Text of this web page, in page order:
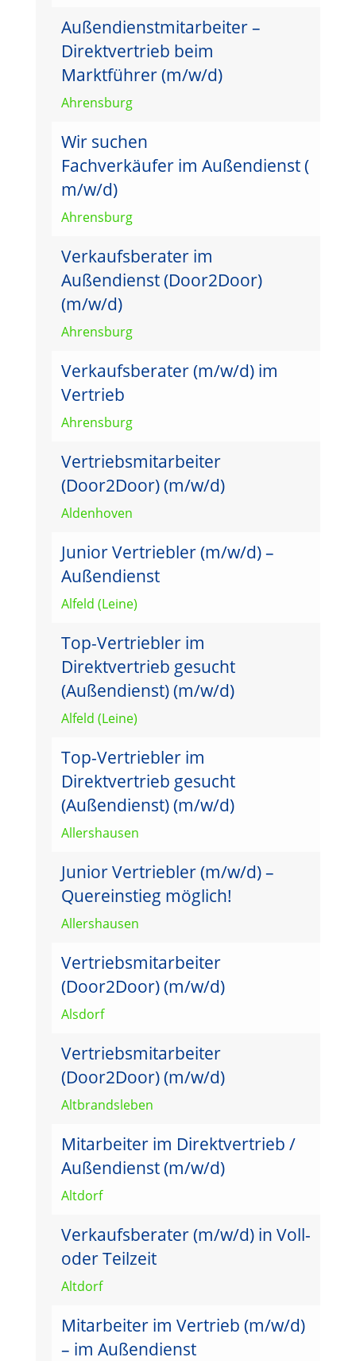
Außendienstmitarbeiter –
Direktvertrieb beim
Marktführer (m/w/d)
Ahrensburg
Wir suchen
Fachverkäufer im Außendienst (
m/w/d)
Ahrensburg
Verkaufsberater im
Außendienst (Door2Door)
(m/w/d)
Ahrensburg
Verkaufsberater (m/w/d) im
Vertrieb
Ahrensburg
Vertriebsmitarbeiter
(Door2Door) (m/w/d)
Aldenhoven
Junior Vertriebler (m/w/d) –
Außendienst
Alfeld (Leine)
Top-Vertriebler im
Direktvertrieb gesucht
(Außendienst) (m/w/d)
Alfeld (Leine)
Top-Vertriebler im
Direktvertrieb gesucht
(Außendienst) (m/w/d)
Allershausen
Junior Vertriebler (m/w/d) –
Quereinstieg möglich!
Allershausen
Vertriebsmitarbeiter
(Door2Door) (m/w/d)
Alsdorf
Vertriebsmitarbeiter
(Door2Door) (m/w/d)
Altbrandsleben
Mitarbeiter im Direktvertrieb /
Außendienst (m/w/d)
Altdorf
Verkaufsberater (m/w/d) in Voll-
oder Teilzeit
Altdorf
Mitarbeiter im Vertrieb (m/w/d)
– im Außendienst